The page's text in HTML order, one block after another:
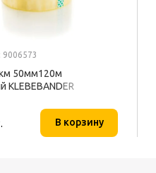
9006573
50мм120м
KLEBEBANDER
В корзину